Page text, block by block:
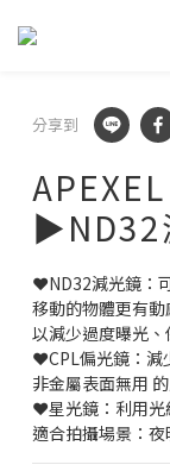
分享到
▶ND32
❤️ND32減光鏡：
移動的物體更有
以減少過度曝光、
❤️CPL偏光鏡：減
非金屬表面無用
❤️星光鏡：利用光
適合拍攝場景：夜